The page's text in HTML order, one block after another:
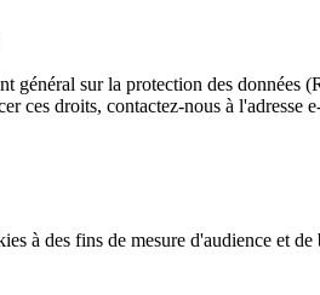
général sur la protection des
ces droits, contactez-nous à
à des fins de mesure d'audience et